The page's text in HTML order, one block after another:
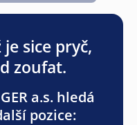
sice pryč,
zoufat.
a.s. hledá
pozice: